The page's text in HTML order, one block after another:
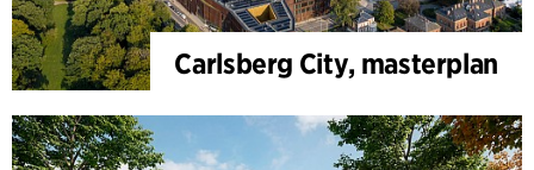
Carlsberg City, masterplan